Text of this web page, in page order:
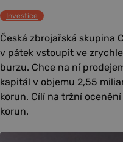
Investice
Česká zbrojařská skupina
v pátek vstoupit ve
burzu. Chce na ní
kapitál v objemu 2,55
korun. Cílí na tržní
korun.